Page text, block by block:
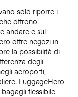
solo riporre i
offrono
andare e sul
offre negozi in
la possibilità di
degli
aeroporti,
LuggageHero
flessibile